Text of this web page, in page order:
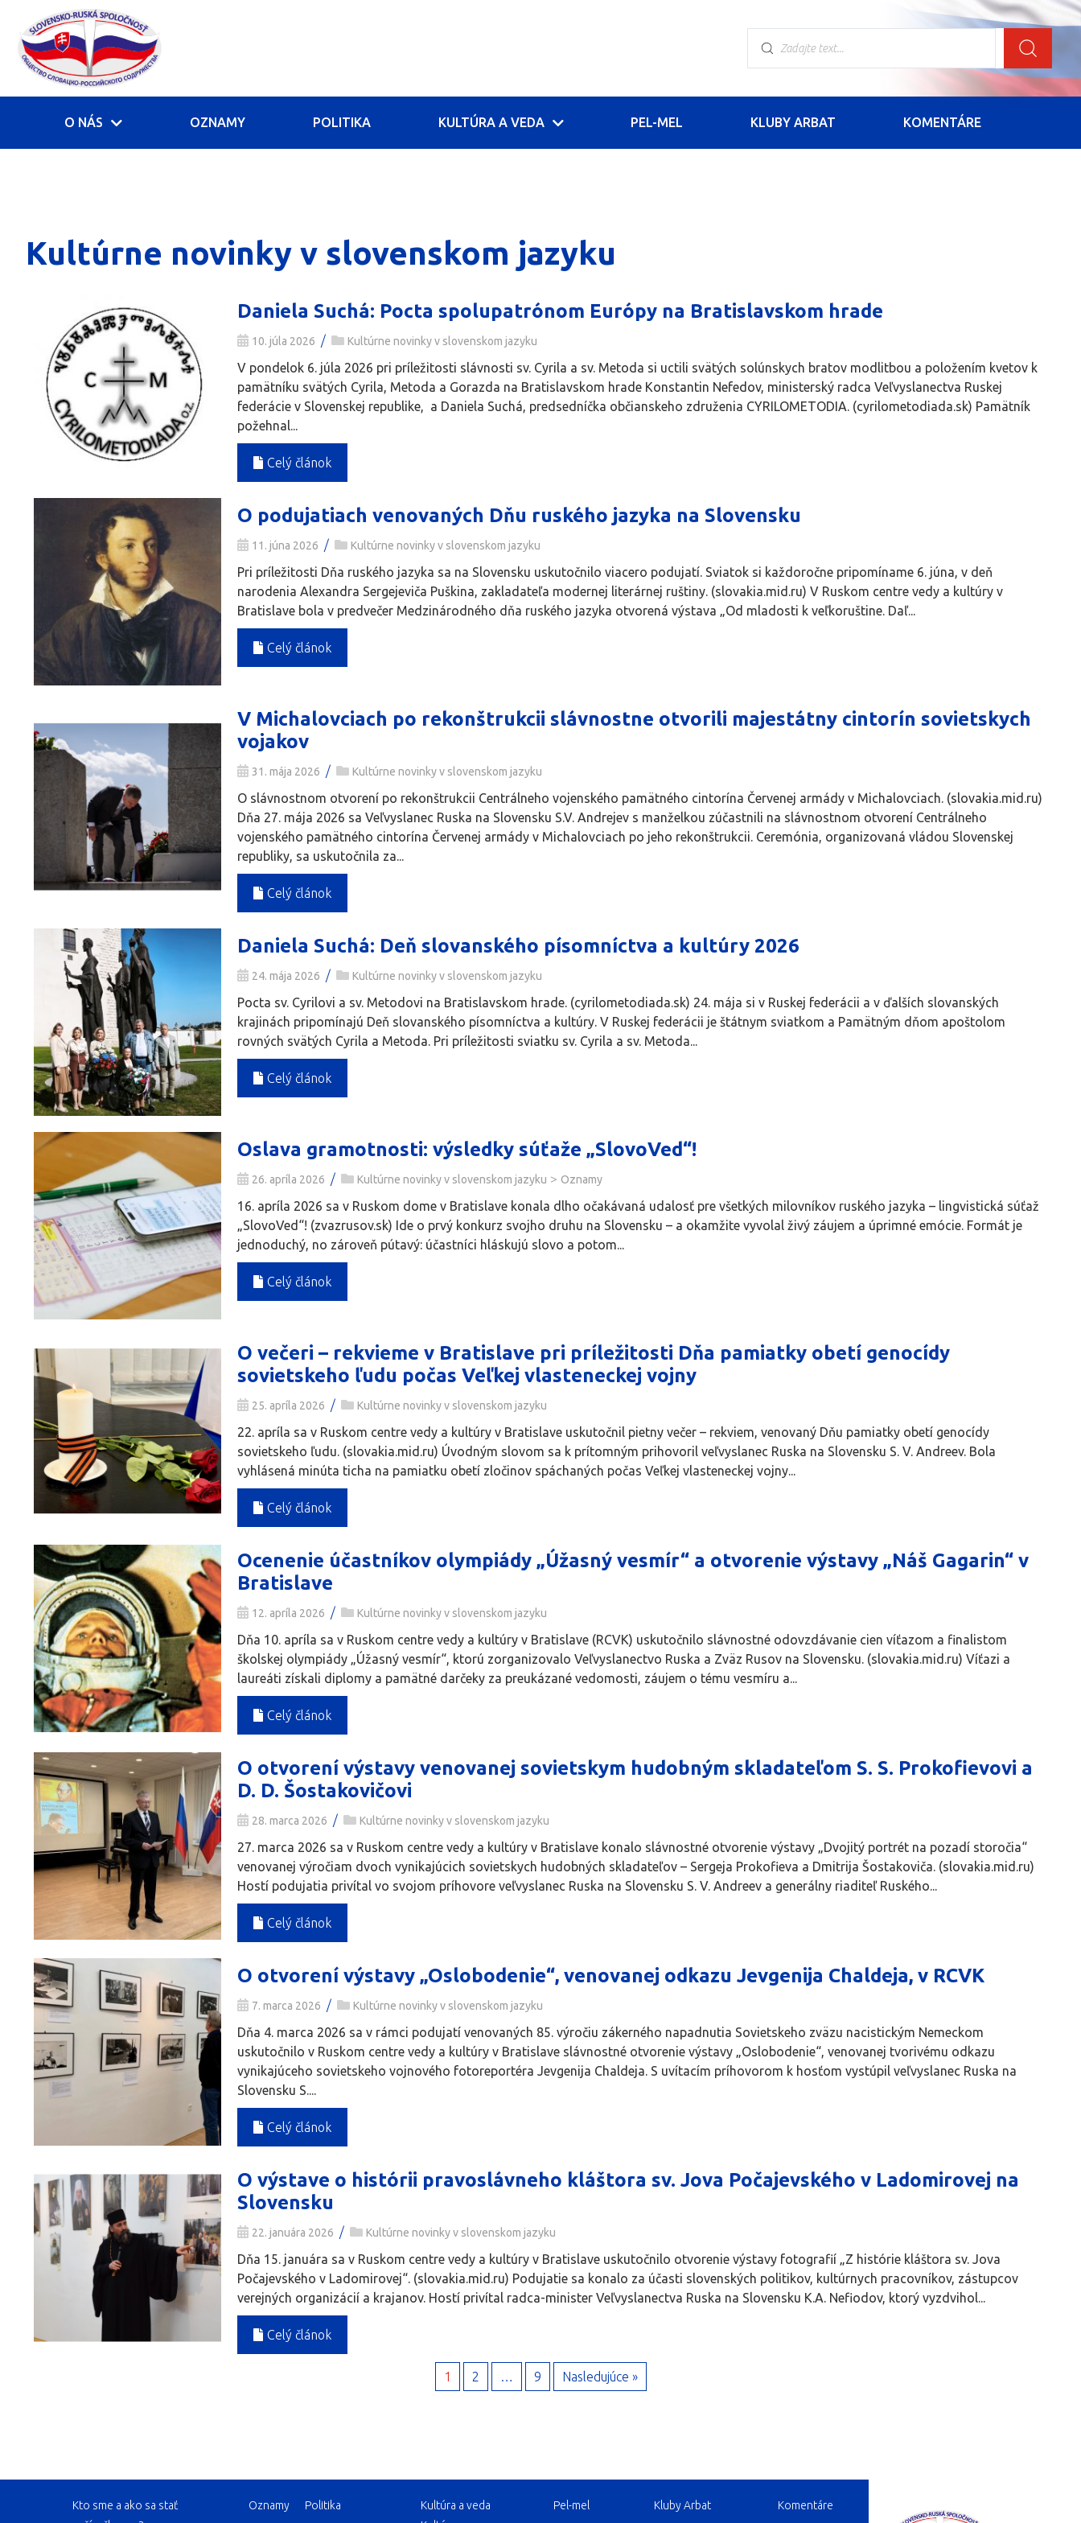
O NÁS OZNAMY POLITIKA KULTÚRA A VEDA PEL-MEL KLUBY ARBAT KOMENTÁRE
Kultúrne novinky v slovenskom jazyku
Daniela Suchá: Pocta spolupatrónom Európy na Bratislavskom hrade
10. júla 2026 / Kultúrne novinky v slovenskom jazyku
V pondelok 6. júla 2026 pri príležitosti slávnosti sv. Cyrila a sv. Metoda si uctili svätých solúnskych bratov modlitbou a položením kvetov k
pamätníku svätých Cyrila, Metoda a Gorazda na Bratislavskom hrade Konstantin Nefedov, ministerský radca Veľvyslanectva Ruskej
federácie v Slovenskej republike, a Daniela Suchá, predsedníčka občianskeho združenia CYRILOMETODIA. (cyrilometodiada.sk) Pamätník
požehnal...
Celý článok
O podujatiach venovaných Dňu ruského jazyka na Slovensku
11. júna 2026 / Kultúrne novinky v slovenskom jazyku
Pri príležitosti Dňa ruského jazyka sa na Slovensku uskutočnilo viacero podujatí. Sviatok si každoročne pripomíname 6. júna, v deň
narodenia Alexandra Sergejeviča Puškina, zakladateľa modernej literárnej ruštiny. (slovakia.mid.ru) V Ruskom centre vedy a kultúry v
Bratislave bola v predvečer Medzinárodného dňa ruského jazyka otvorená výstava „Od mladosti k veľkoruštine. Daľ...
Celý článok
V Michalovciach po rekonštrukcii slávnostne otvorili majestátny cintorín sovietskych
vojakov
31. mája 2026 / Kultúrne novinky v slovenskom jazyku
O slávnostnom otvorení po rekonštrukcii Centrálneho vojenského pamätného cintorína Červenej armády v Michalovciach. (slovakia.mid.ru)
Dňa 27. mája 2026 sa Veľvyslanec Ruska na Slovensku S.V. Andrejev s manželkou zúčastnili na slávnostnom otvorení Centrálneho
vojenského pamätného cintorína Červenej armády v Michalovciach po jeho rekonštrukcii. Ceremónia, organizovaná vládou Slovenskej
republiky, sa uskutočnila za...
Celý článok
Daniela Suchá: Deň slovanského písomníctva a kultúry 2026
24. mája 2026 / Kultúrne novinky v slovenskom jazyku
Pocta sv. Cyrilovi a sv. Metodovi na Bratislavskom hrade. (cyrilometodiada.sk) 24. mája si v Ruskej federácii a v ďalších slovanských
krajinách pripomínajú Deň slovanského písomníctva a kultúry. V Ruskej federácii je štátnym sviatkom a Pamätným dňom apoštolom
rovných svätých Cyrila a Metoda. Pri príležitosti sviatku sv. Cyrila a sv. Metoda...
Celý článok
Oslava gramotnosti: výsledky súťaže „SlovoVed“!
26. apríla 2026 / Kultúrne novinky v slovenskom jazyku > Oznamy
16. apríla 2026 sa v Ruskom dome v Bratislave konala dlho očakávaná udalosť pre všetkých milovníkov ruského jazyka – lingvistická súťaž
„SlovoVed“! (zvazrusov.sk) Ide o prvý konkurz svojho druhu na Slovensku – a okamžite vyvolal živý záujem a úprimné emócie. Formát je
jednoduchý, no zároveň pútavý: účastníci hláskujú slovo a potom...
Celý článok
O večeri – rekvieme v Bratislave pri príležitosti Dňa pamiatky obetí genocídy
sovietskeho ľudu počas Veľkej vlasteneckej vojny
25. apríla 2026 / Kultúrne novinky v slovenskom jazyku
22. apríla sa v Ruskom centre vedy a kultúry v Bratislave uskutočnil pietny večer – rekviem, venovaný Dňu pamiatky obetí genocídy
sovietskeho ľudu. (slovakia.mid.ru) Úvodným slovom sa k prítomným prihovoril veľvyslanec Ruska na Slovensku S. V. Andreev. Bola
vyhlásená minúta ticha na pamiatku obetí zločinov spáchaných počas Veľkej vlasteneckej vojny...
Celý článok
Ocenenie účastníkov olympiády „Úžasný vesmír“ a otvorenie výstavy „Náš Gagarin“ v
Bratislave
12. apríla 2026 / Kultúrne novinky v slovenskom jazyku
Dňa 10. apríla sa v Ruskom centre vedy a kultúry v Bratislave (RCVK) uskutočnilo slávnostné odovzdávanie cien víťazom a finalistom
školskej olympiády „Úžasný vesmír“, ktorú zorganizovalo Veľvyslanectvo Ruska a Zväz Rusov na Slovensku. (slovakia.mid.ru) Víťazi a
laureáti získali diplomy a pamätné darčeky za preukázané vedomosti, záujem o tému vesmíru a...
Celý článok
O otvorení výstavy venovanej sovietskym hudobným skladateľom S. S. Prokofievovi a
D. D. Šostakovičovi
28. marca 2026 / Kultúrne novinky v slovenskom jazyku
27. marca 2026 sa v Ruskom centre vedy a kultúry v Bratislave konalo slávnostné otvorenie výstavy „Dvojitý portrét na pozadí storočia“
venovanej výročiam dvoch vynikajúcich sovietskych hudobných skladateľov – Sergeja Prokofieva a Dmitrija Šostakoviča. (slovakia.mid.ru)
Hostí podujatia privítal vo svojom príhovore veľvyslanec Ruska na Slovensku S. V. Andreev a generálny riaditeľ Ruského...
Celý článok
O otvorení výstavy „Oslobodenie“, venovanej odkazu Jevgenija Chaldeja, v RCVK
7. marca 2026 / Kultúrne novinky v slovenskom jazyku
Dňa 4. marca 2026 sa v rámci podujatí venovaných 85. výročiu zákerného napadnutia Sovietskeho zväzu nacistickým Nemeckom
uskutočnilo v Ruskom centre vedy a kultúry v Bratislave slávnostné otvorenie výstavy „Oslobodenie“, venovanej tvorivému odkazu
vynikajúceho sovietskeho vojnového fotoreportéra Jevgenija Chaldeja. S uvítacím príhovorom k hosťom vystúpil veľvyslanec Ruska na
Slovensku S....
Celý článok
O výstave o histórii pravoslávneho kláštora sv. Jova Počajevského v Ladomirovej na
Slovensku
22. januára 2026 / Kultúrne novinky v slovenskom jazyku
Dňa 15. januára sa v Ruskom centre vedy a kultúry v Bratislave uskutočnilo otvorenie výstavy fotografií „Z histórie kláštora sv. Jova
Počajevského v Ladomirovej“. (slovakia.mid.ru) Podujatie sa konalo za účasti slovenských politikov, kultúrnych pracovníkov, zástupcov
verejných organizácií a krajanov. Hostí privítal radca-minister Veľvyslanectva Ruska na Slovensku K.A. Nefiodov, ktorý vyzdvihol...
Celý článok
1 2 … 9 Nasledujúce »
Kto sme a ako sa stať
Oznamy Politika
Kultúra a veda
Pel-mel Kluby Arbat Komentáre